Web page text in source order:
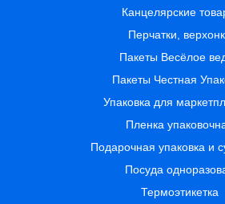
Канцелярские
Перчатки,
Пакеты Весёлое
Пакеты Честная
Упаковка для
Пленка
Подарочная упаковка и
Посуда
Термоэтикетка